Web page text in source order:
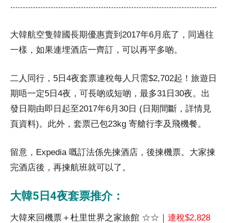
大韓航空隻韓國長期優惠賣到2017年6月底了，同過往
一樣，如果連埋酒店一齊訂，可以再平多啲。
二人同行，5日4夜套票連稅每人只需$2,702起！旅遊日
期唔一定5日4夜，可長啲或短啲，最多31日30夜。出
發日期由即日起至2017年6月30日 (日期間斷，詳情見
頁資料)。此外，套票已包23kg 寄艙行李及飛機餐。
留意，Expedia 嘅訂法係先揀酒店，後揀機票。大家揀
完酒店後，再揀航班就可以了。
大韓5日4夜套票推介：
大韓來回機票＋杜里世界之家旅館 ☆☆｜ 連稅$2,828